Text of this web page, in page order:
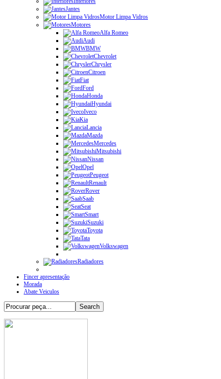
Jantes
Motor Limpa Vidros
Motores
Alfa Romeo
Audi
BMW
Chevrolet
Chrysler
Citroen
Fiat
Ford
Honda
Hyundai
Iveco
Kia
Lancia
Mazda
Mercedes
Mitsubishi
Nissan
Opel
Peugeot
Renault
Rover
Saab
Seat
Smart
Suzuki
Toyota
Tata
Volkswagen
Radiadores
Fincer apresentação
Morada
Abate Veiculos